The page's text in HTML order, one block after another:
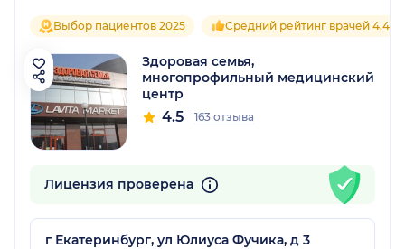
Выбор пациентов 2025 Средний рейтинг врачей 4.4
Здоровая семья,
многопрофильный медицинский
центр
4.5 163 отзыва
Лицензия проверена
г Екатеринбург, ул Юлиуса Фучика, д 3